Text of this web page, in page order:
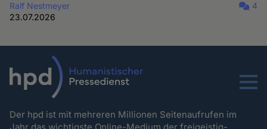
Ralf Nestmeyer
23.07.2026
4
Menu
Der hpd ist mit mehreren Millionen Seitenaufrufen im